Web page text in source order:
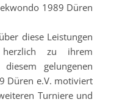
1989 Düren
diese Leistungen
zu ihrem
gelungenen
Düren e.V. motiviert
Turniere und